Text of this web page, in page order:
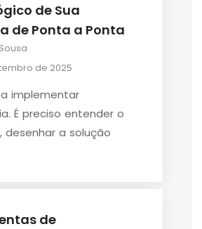
de Sua
de Ponta a Ponta
de 2025
implementar
É preciso entender o
desenhar a solução
de